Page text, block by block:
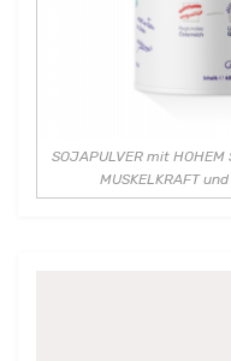
SOJAPULVER mit HOHEM
MUSKELKRAFT